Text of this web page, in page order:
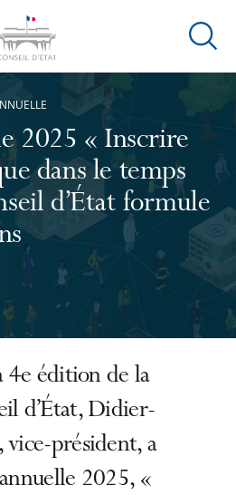
Ouvrir
2025 « Inscrire
dans le temps
d’État formule
4e édition de la
d’État, Didier-
vice-président, a
2025, «